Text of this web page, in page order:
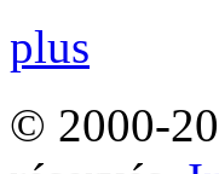
plus
© 2000-